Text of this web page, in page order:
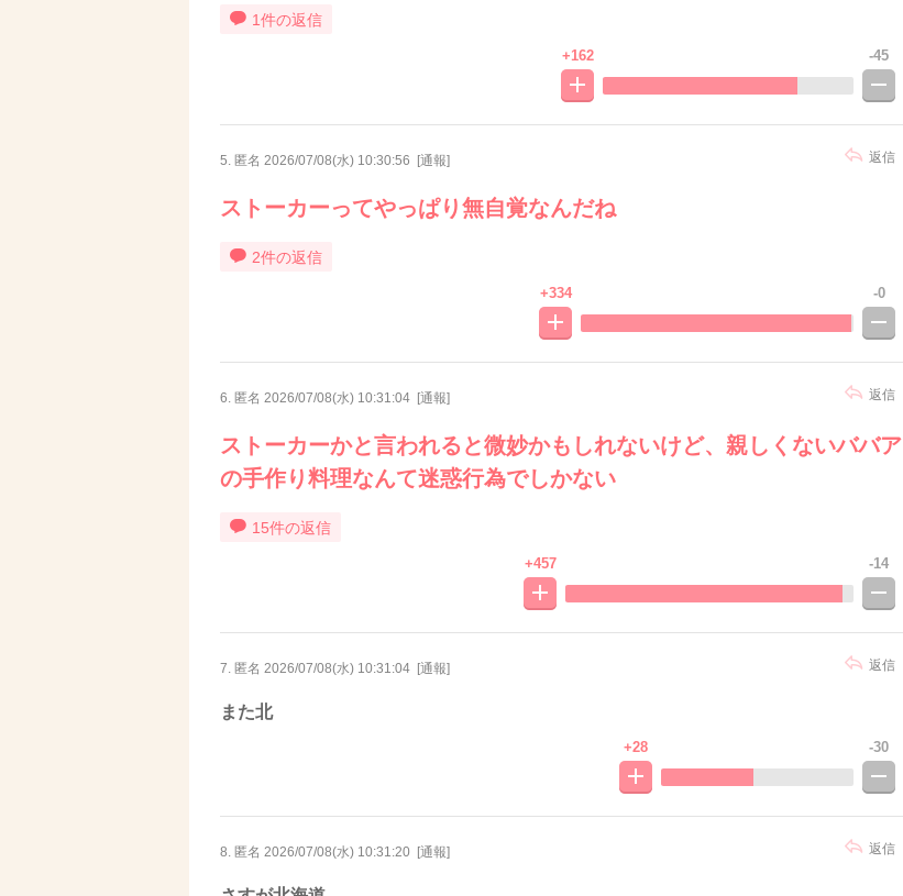
1件の返信
+162 -45
5. 匿名 2026/07/08(水) 10:30:56 [通報]
ストーカーってやっぱり無自覚なんだね
返信
2件の返信
+334 -0
6. 匿名 2026/07/08(水) 10:31:04 [通報]
ストーカーかと言われると微妙かもしれないけど、親しくないババア
の手作り料理なんて迷惑行為でしかない
返信
15件の返信
+457 -14
7. 匿名 2026/07/08(水) 10:31:04 [通報]
また北
返信
+28 -30
8. 匿名 2026/07/08(水) 10:31:20 [通報] 返信